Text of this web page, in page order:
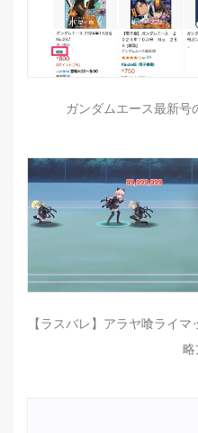
ガンダムエース最新号
【ラスバレ】アラヤ喰ライ
略